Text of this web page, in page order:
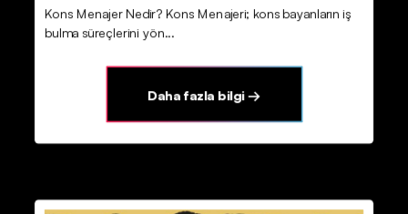
Kons Menajer Nedir? Kons Menajeri; kons bayanların iş
bulma süreçlerini yön...
Daha fazla bilgi →